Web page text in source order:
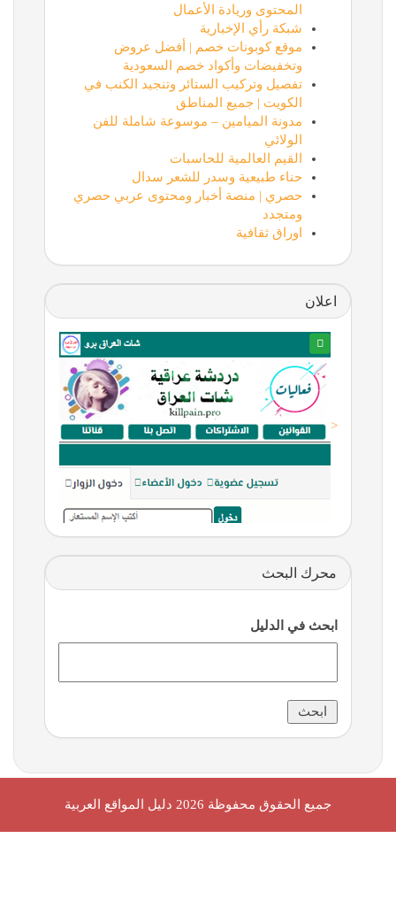
المحتوى وريادة الأعمال
شبكة رأي الإخبارية
موقع كوبونات خصم | أفضل عروض
وتخفيضات وأكواد خصم السعودية
تفصيل وتركيب الستائر وتنجيد الكنب في
الكويت | جميع المناطق
مدونة الميامين – موسوعة شاملة للفن
الولائي
القيم العالمية للحاسبات
حناء طبيعية وسدر للشعر سدال
حصري | منصة أخبار ومحتوى عربي حصري
ومتجدد
اوراق ثقافية
اعلان
<
محرك البحث
ابحث في الدليل
جميع الحقوق محفوظة 2026 دليل المواقع العربية